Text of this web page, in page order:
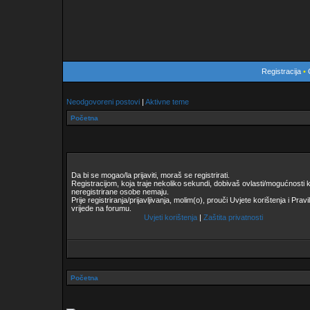
Registracija•
Neodgovoreni postovi | Aktivne teme
Početna
Da bi se mogao/la prijaviti, moraš se registrirati.
Registracijom, koja traje nekoliko sekundi, dobivaš ovlasti/mogućnosti
neregistrirane osobe nemaju.
Prije registriranja/prijavljivanja, molim(o), prouči Uvjete korištenja i
vrijede na forumu.
Uvjeti korištenja| Zaštita privatnosti
Početna